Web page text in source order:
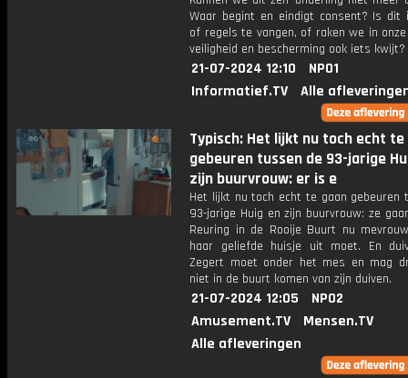
Waar begint en eindigt consent? Is dit
of regels te vangen, of raken we in
veiligheid en bescherming ook iets kwijt?
21-07-2024 12:10
NPO1
Informatief.TV
Alle
Typisch: Het lijkt nu toch echt te
gebeuren tussen de 93-jarige
zijn buurvrouw: er is e
Het lijkt nu toch echt te gaan gebeuren
93-jarige Huig en zijn buurvrouw: ze
Reuring in de Rooije Buurt nu
haar geliefde huisje uit moet. En
Zegert moet onder het mes en mag
niet in de buurt komen van zijn duiven.
21-07-2024 12:05
NPO2
Amusement.TV
Mensen.TV
Alle afleveringen